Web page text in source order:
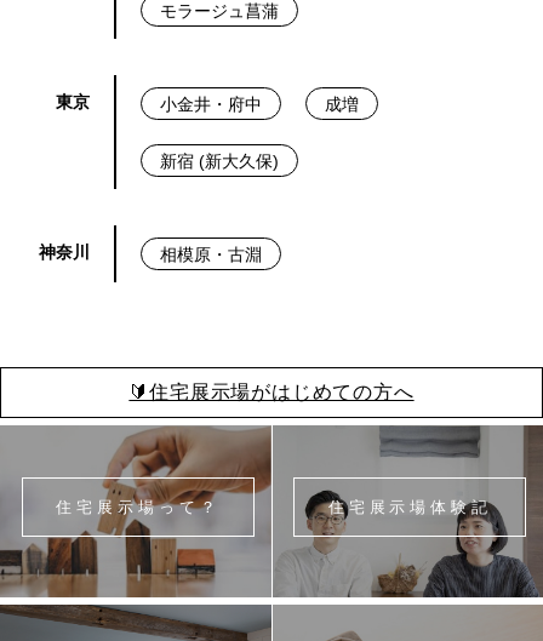
モラージュ菖蒲
東京 小金井・府中 成増
新宿 (新大久保)
神奈川 相模原・古淵
🔰住宅展示場がはじめての方へ
住宅展示場って？ 住宅展示場体験記